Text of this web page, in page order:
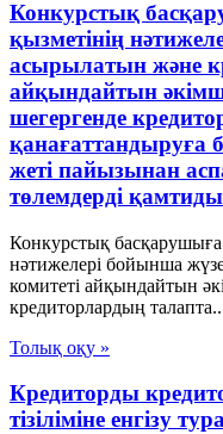
Конкурстық
қызметінің
асырылатын және
айқындайтын
шегергенде
қанағаттандыруға
жеті пайызынан
төлемдерді
Конкурстық
нәтижелері бойынша
комитеті айқындайтын
кредиторлардың
Толық оқу »
Кредиторды
тізіліміне енгізу